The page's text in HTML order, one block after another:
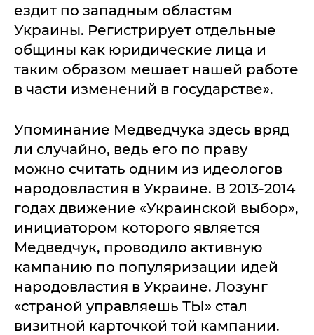
ездит по западным областям
Украины. Регистрирует отдельные
общины как юридические лица и
таким образом мешает нашей работе
в части изменений в государстве».
Упоминание Медведчука здесь вряд
ли случайно, ведь его по праву
можно считать одним из идеологов
народовластия в Украине. В 2013-2014
годах движение «Украинской выбор»,
инициатором которого является
Медведчук, проводило активную
кампанию по популяризации идей
народовластия в Украине. Лозунг
«страной управляешь ТЫ» стал
визитной карточкой той кампании.